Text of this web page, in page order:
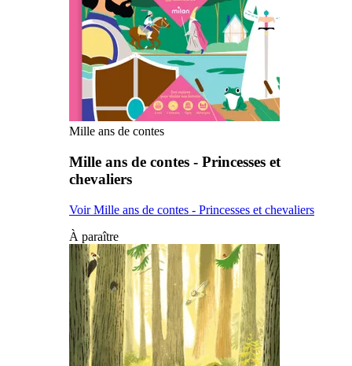
Mille ans de contes
Mille ans de contes - Princesses et
chevaliers
Voir Mille ans de contes - Princesses et chevaliers
À paraître